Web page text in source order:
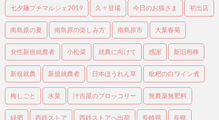
七夕麺プチマルシェ2019 久々登場 今日のお猫さま 初出店
南島原の夏 南島原の楽しみ方 南島原市 大葉春菊
女性新規就農者 小松菜 就農に向けて 感謝 新旧相棒
新規就農 新規就農者 日本ほうれん草 枇杷の白ワイン煮
梅しごと 水菜 汁吉屋のブロッコリー 無農薬無肥料
緑肥 西鉄ストア 西鉄ストアへ出荷 長崎県 長靴